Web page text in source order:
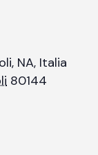
NA, Italia
80144